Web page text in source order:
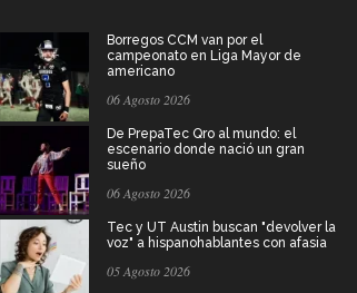
Borregos CCM van por el
campeonato en Liga Mayor de
americano
06 Agosto 2026
De PrepaTec Qro al mundo: el
escenario donde nació un gran
sueño
06 Agosto 2026
Tec y UT Austin buscan "devolver la
voz" a hispanohablantes con afasia
05 Agosto 2026